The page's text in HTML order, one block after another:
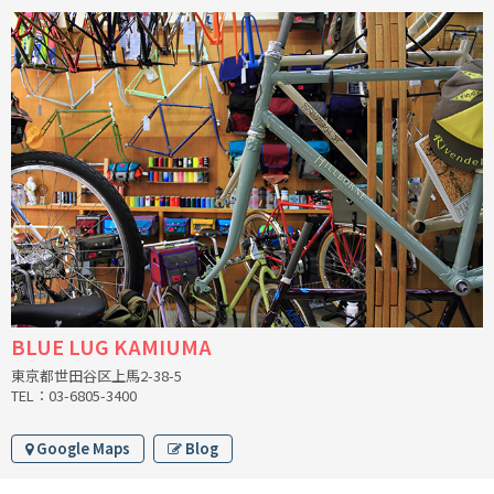
BLUE LUG KAMIUMA
東京都世田谷区上馬2-38-5
TEL：03-6805-3400
Google Maps Blog
INDEPENDENT FABRICATION
LA MARCHE
LOW BICYCLES
OCEAN AIR CYCLES
OMNIUM
OTHER BRANDS
RAWLAND CYCLES
RETROTEC
REW10 WORKS